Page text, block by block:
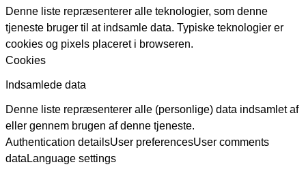
Denne liste repræsenterer alle teknologier, som denne
tjeneste bruger til at indsamle data. Typiske teknologier er
cookies og pixels placeret i browseren.
Cookies
Indsamlede data
Denne liste repræsenterer alle (personlige) data indsamlet af
eller gennem brugen af denne tjeneste.
Authentication detailsUser preferencesUser comments
data Language settings